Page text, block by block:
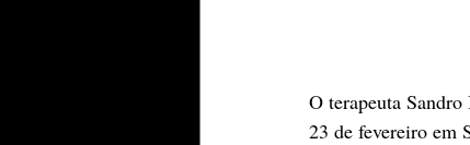
O terapeuta
23 de fevereiro em